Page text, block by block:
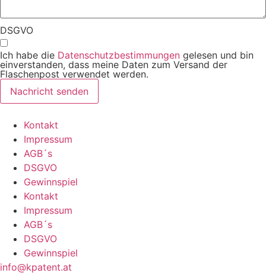
DSGVO
Ich habe die Datenschutzbestimmungen gelesen und bin
einverstanden, dass meine Daten zum Versand der
Flaschenpost verwendet werden.
Nachricht senden
Kontakt
Impressum
AGB´s
DSGVO
Gewinnspiel
Kontakt
Impressum
AGB´s
DSGVO
Gewinnspiel
info@kpatent.at